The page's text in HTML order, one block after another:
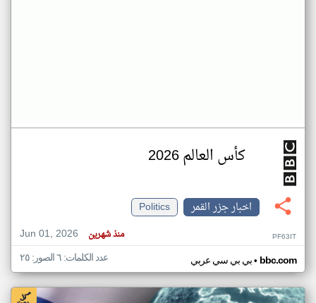
كأس العالم 2026
اخبار جزر القمر
Politics
Jun 01, 2026
منذ شهرين PF63IT
بي بي سي عربي• bbc.com عدد الكلمات: ٦ الصور: ٢٥